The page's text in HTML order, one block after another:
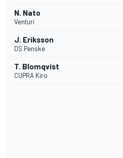
N. Nato
Venturi
J. Eriksson
DS Penske
T. Blomqvist
CUPRA Kiro